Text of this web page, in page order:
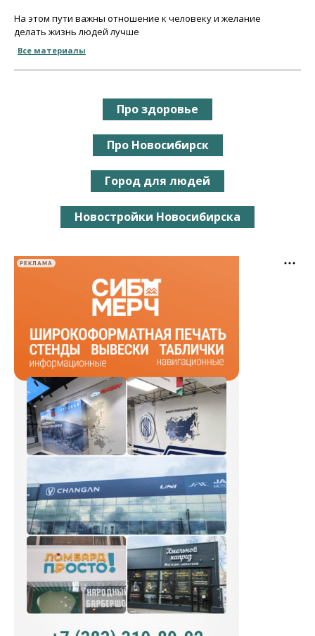
На этом пути важны отношение к человеку и желание
делать жизнь людей лучше
Все материалы
Про здоровье
Про Новосибирск
Город для людей
Новостройки Новосибирска
РЕКЛАМА